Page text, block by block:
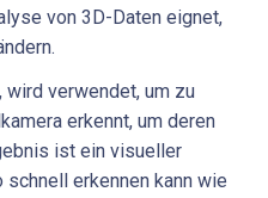
von 3D-Daten eignet,
verwendet, um zu
erkennt, um deren
ist ein visueller
erkennen kann wie